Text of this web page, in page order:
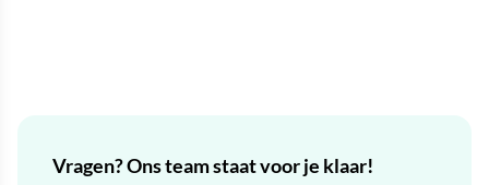
Vragen? Ons team staat voor je klaar!